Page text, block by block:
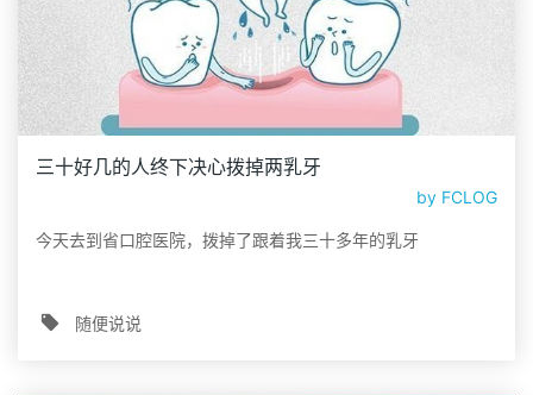
三十好几的人终下决心拨掉两乳牙
by FCLOG
今天去到省口腔医院，拨掉了跟着我三十多年的乳牙
随便说说